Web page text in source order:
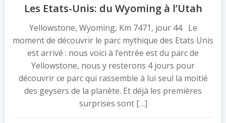
Les Etats-Unis: du Wyoming à l’Utah
Yellowstone, Wyoming, Km 7471, jour 44 Le
moment de découvrir le parc mythique des Etats Unis
est arrivé : nous voici à l’entrée est du parc de
Yellowstone, nous y resterons 4 jours pour
découvrir ce parc qui rassemble à lui seul la moitié
des geysers de la planète. Et déjà les premières
surprises sont […]